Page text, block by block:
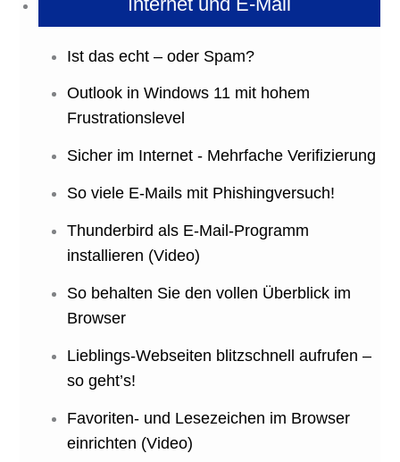
Ist das echt – oder Spam?
Outlook in Windows 11 mit hohem
Frustrationslevel
Sicher im Internet - Mehrfache Verifizierung
So viele E-Mails mit Phishingversuch!
Thunderbird als E-Mail-Programm
installieren (Video)
So behalten Sie den vollen Überblick im
Browser
Lieblings-Webseiten blitzschnell aufrufen –
so geht’s!
Favoriten- und Lesezeichen im Browser
einrichten (Video)